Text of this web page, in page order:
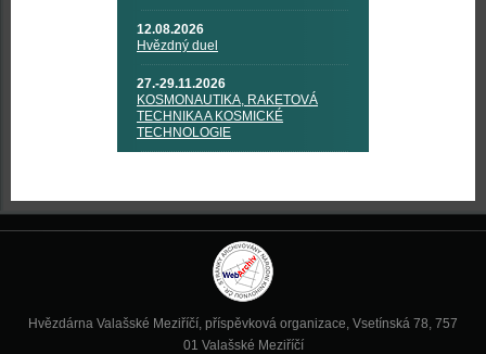
12.08.2026
Hvězdný duel
27.-29.11.2026
KOSMONAUTIKA, RAKETOVÁ
TECHNIKA A KOSMICKÉ
TECHNOLOGIE
Hvězdárna Valašské Meziříčí, příspěvková organizace, Vsetínská 78, 757
01 Valašské Meziříčí